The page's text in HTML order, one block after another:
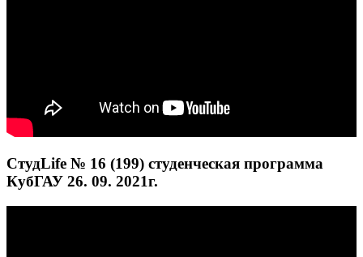
СтудLife № 16 (199) студенческая программа
КубГАУ 26. 09. 2021г.